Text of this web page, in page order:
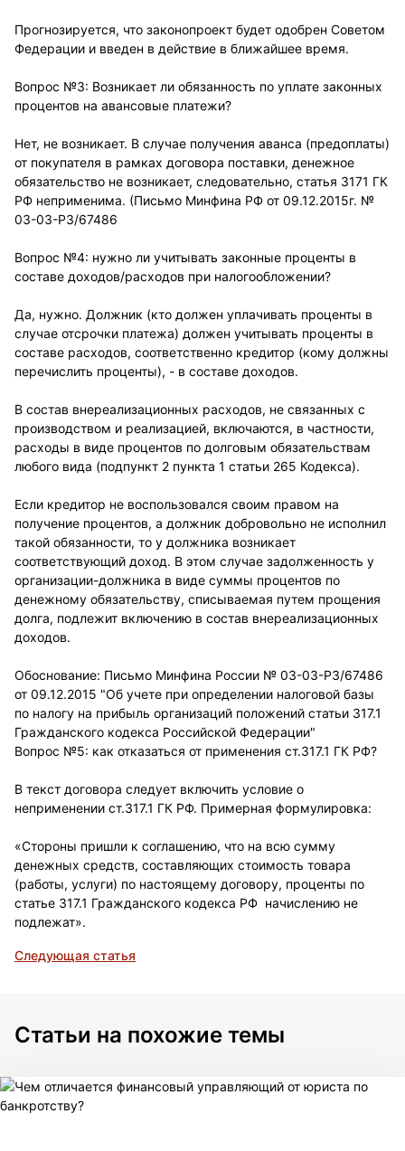
Прогнозируется, что законопроект будет одобрен Советом
Федерации и введен в действие в ближайшее время.
Вопрос №3: Возникает ли обязанность по уплате законных
процентов на авансовые платежи?
Нет, не возникает. В случае получения аванса (предоплаты)
от покупателя в рамках договора поставки, денежное
обязательство не возникает, следовательно, статья 3171 ГК
РФ неприменима. (Письмо Минфина РФ от 09.12.2015г. №
03-03-Р3/67486
Вопрос №4: нужно ли учитывать законные проценты в
составе доходов/расходов при налогообложении?
Да, нужно. Должник (кто должен уплачивать проценты в
случае отсрочки платежа) должен учитывать проценты в
составе расходов, соответственно кредитор (кому должны
перечислить проценты), - в составе доходов.
В состав внереализационных расходов, не связанных с
производством и реализацией, включаются, в частности,
расходы в виде процентов по долговым обязательствам
любого вида (подпункт 2 пункта 1 статьи 265 Кодекса).
Если кредитор не воспользовался своим правом на
получение процентов, а должник добровольно не исполнил
такой обязанности, то у должника возникает
соответствующий доход. В этом случае задолженность у
организации-должника в виде суммы процентов по
денежному обязательству, списываемая путем прощения
долга, подлежит включению в состав внереализационных
доходов.
Обоснование: Письмо Минфина России № 03-03-РЗ/67486
от 09.12.2015 "Об учете при определении налоговой базы
по налогу на прибыль организаций положений статьи 317.1
Гражданского кодекса Российской Федерации"
Вопрос №5: как отказаться от применения ст.317.1 ГК РФ?
В текст договора следует включить условие о
неприменении ст.317.1 ГК РФ. Примерная формулировка:
«Стороны пришли к соглашению, что на всю сумму
денежных средств, составляющих стоимость товара
(работы, услуги) по настоящему договору, проценты по
статье 317.1 Гражданского кодекса РФ начислению не
подлежат».
Следующая статья
Статьи на похожие темы